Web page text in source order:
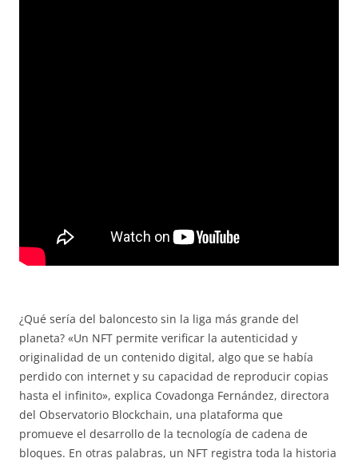
¿Qué sería del baloncesto sin la liga más grande del
planeta? «Un NFT permite verificar la autenticidad y
originalidad de un contenido digital, algo que se había
perdido con internet y su capacidad de reproducir copias
hasta el infinito», explica Covadonga Fernández, directora
del Observatorio Blockchain, una plataforma que
promueve el desarrollo de la tecnología de cadena de
bloques. En otras palabras, un NFT registra toda la historia